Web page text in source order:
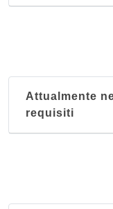
Attualmente
requisiti